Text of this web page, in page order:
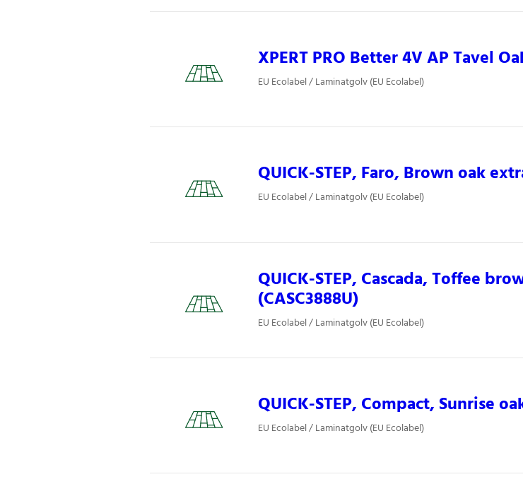
XPERT PRO Better 4V AP Tavel
EU Ecolabel / Laminatgolv (EU Ecolabel)
QUICK-STEP, Faro, Brown oak
EU Ecolabel / Laminatgolv (EU Ecolabel)
QUICK-STEP, Cascada, Toffee
(CASC3888U)
EU Ecolabel / Laminatgolv (EU Ecolabel)
QUICK-STEP, Compact, Sunrise
EU Ecolabel / Laminatgolv (EU Ecolabel)